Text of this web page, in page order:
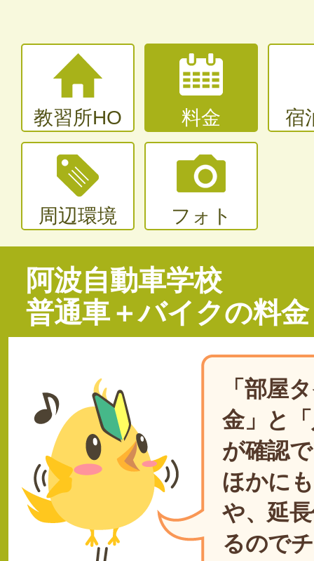
大型〜二種免許
中型・大型特殊・けん引・大型二種
教習所HO 料金 宿
周辺環境 フォト
阿波自動車学校
普通車＋バイクの料金
「部屋
金」と
が確認
ほかに
や、延
るので